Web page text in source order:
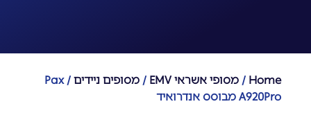
Home
/ מסופי אשראי EMV / מסופים ניידים
/ Pax
A920Pro מבוסס אנדרואיד